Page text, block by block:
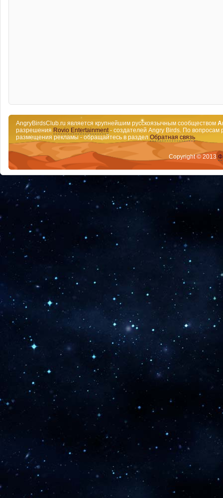
AngryBirdsClub.ru является крупнейшим русскоязычным сообществом
разрешения Rovio Entertainment- создателей Angry Birds. По вопросам
размещения рекламы - обращайтесь в раздел Обратная связь
Copyright © 2013